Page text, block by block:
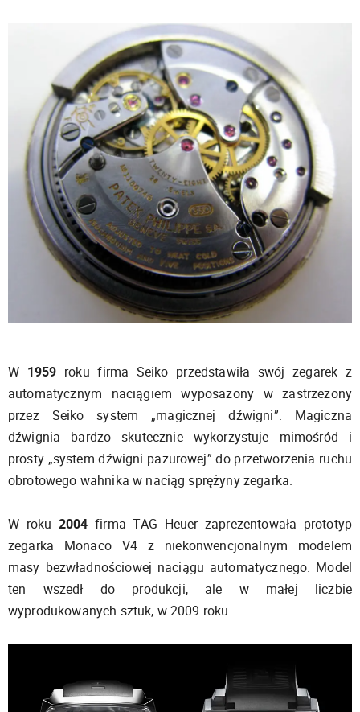
W 1959 roku firma Seiko przedstawiła swój zegarek z
automatycznym naciągiem wyposażony w zastrzeżony
przez Seiko system „magicznej dźwigni”. Magiczna
dźwignia bardzo skutecznie wykorzystuje mimośród i
prosty „system dźwigni pazurowej” do przetworzenia ruchu
obrotowego wahnika w naciąg sprężyny zegarka.
W roku 2004 firma TAG Heuer zaprezentowała prototyp
zegarka Monaco V4 z niekonwencjonalnym modelem
masy bezwładnościowej naciągu automatycznego. Model
ten wszedł do produkcji, ale w małej liczbie
wyprodukowanych sztuk, w 2009 roku.